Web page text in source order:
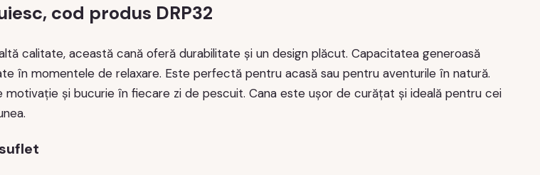
cod produs DRP32
calitate, această cană oferă durabilitate și un design plăcut. Capacitatea generoasă
în momentele de relaxare. Este perfectă pentru acasă sau pentru aventurile în natură.
motivație și bucurie în fiecare zi de pescuit. Cana este ușor de curățat și ideală pentru cei